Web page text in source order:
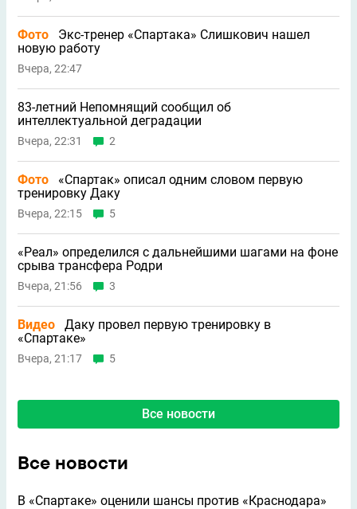
Фото
Экс-тренер «Спартака» Слишкович нашел
новую работу
Вчера, 22:47
83-летний Непомнящий сообщил об
интеллектуальной деградации
Вчера, 22:31 2
Фото
«Спартак» описал одним словом первую
тренировку Даку
Вчера, 22:15 5
«Реал» определился с дальнейшими шагами на фоне
срыва трансфера Родри
Вчера, 21:56 3
Видео
Даку провел первую тренировку в
«Спартаке»
Вчера, 21:17 5
Все новости
Все новости
В «Спартаке» оценили шансы против «Краснодара»